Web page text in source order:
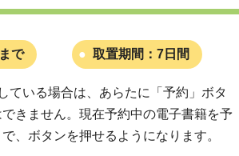
で 取置期間：7日間
ている場合は、あらたに「予約」ボタ
きません。現在予約中の電子書籍を予
、ボタンを押せるようになります。